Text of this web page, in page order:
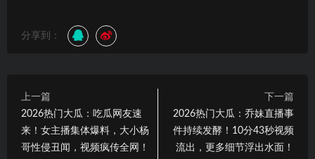
分享到：
上一篇
2026热门大瓜：吃瓜网友速
来！女主播集体爆料，大小杨
哥性侵丑闻，视频疯传全网！
下一篇
2026热门大瓜：乔妹直播事
件持续发酵！10分43秒视频
流出，更多细节浮出水面！